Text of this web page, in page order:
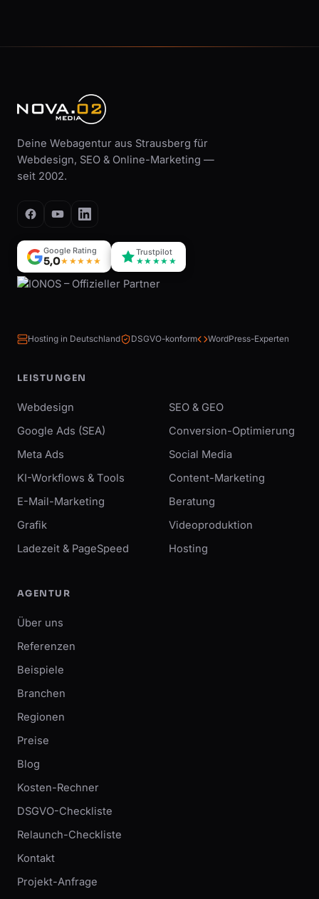
Deine Webagentur aus Strausberg für
Webdesign, SEO & Online-Marketing —
seit 2002.
Google Rating
5,0★★★★★
Trustpilot
★★★★★
Hosting in Deutschland DSGVO-konform WordPress-Experten
LEISTUNGEN
Webdesign
SEO & GEO
Google Ads (SEA)
Conversion-Optimierung
Meta Ads
Social Media
KI-Workflows & Tools
Content-Marketing
E-Mail-Marketing
Beratung
Grafik
Videoproduktion
Ladezeit & PageSpeed
Hosting
AGENTUR
Über uns
Referenzen
Beispiele
Branchen
Regionen
Preise
Blog
Kosten-Rechner
DSGVO-Checkliste
Relaunch-Checkliste
Kontakt
Projekt-Anfrage